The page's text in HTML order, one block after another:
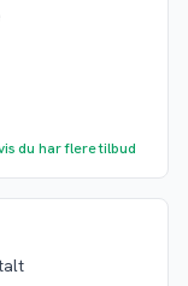
du har flere tilbud